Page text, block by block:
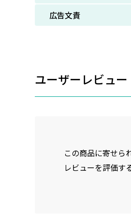
広告文責
ユーザーレビュー
この商品に寄せら
レビューを評価す